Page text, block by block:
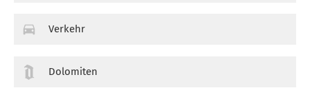
Verkehr
Dolomiten